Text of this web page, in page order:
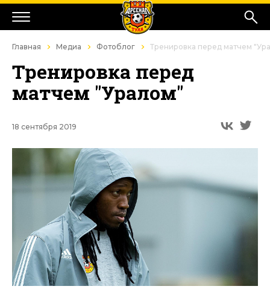
Главная Медиа Фотоблог Тренировка перед матчем
Тренировка перед
матчем "Уралом"
18 сентября 2019